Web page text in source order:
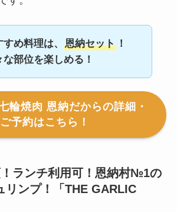
すめ料理は、 恩納セット！
な部位を楽しめる！
輪焼肉 恩納だからの詳細・
ご予約はこちら！
ランチ利用可！恩納村№1の
リンプ！「THE GARLIC